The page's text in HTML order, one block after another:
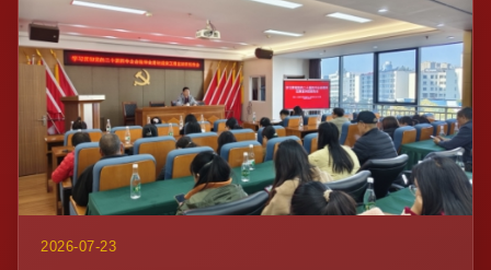
2026-07-23